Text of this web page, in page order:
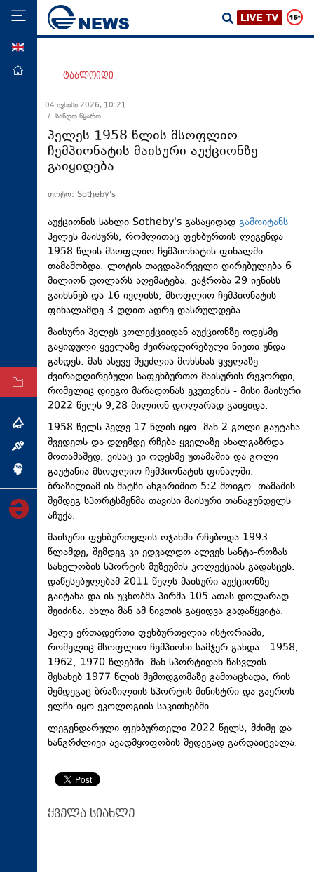
მთავარი
ეკონომიკა
მსოფლიო
ჯანდაცვა
თავდაცვა
რეგიონი
კულტურა
სპორტი
ტექნოლოგიები
ტაბლოიდი
არქივი
თემა
ინტერვიუ
ინქვიზიცია
ტაბლოიდი
04 ივნისი 2026, 10:21
/ სანდო წყარო
პელეს 1958 წლის მსოფლიო
ჩემპიონატის მაისური აუქციონზე
გაიყიდება
ფოტო: Sotheby's
აუქციონის სახლი Sotheby's გასაყიდად გამოიტანს
პელეს მაისურს, რომლითაც ფეხბურთის ლეგენდა
1958 წლის მსოფლიო ჩემპიონატის ფინალში
თამაშობდა. ლოტის თავდაპირველი ღირებულება 6
მილიონ დოლარს აღემატება. ვაჭრობა 29 ივნისს
გაიხსნებ და 16 ივლისს, მსოფლიო ჩემპიონატის
ფინალამდე 3 დღით ადრე დასრულდება.
მაისური პელეს კოლექციიდან აუქციონზე ოდესმე
გაყიდული ყველაზე ძვირადღირებული ნივთი უნდა
გახდეს. მას ასევე შეუძლია მოხსნას ყველაზე
ძვირადღირებული საფეხბურთო მაისურის რეკორდი,
რომელიც დიეგო მარადონას ეკუთვნის - მისი მაისური
2022 წელს 9,28 მილიონ დოლარად გაიყიდა.
1958 წელს პელე 17 წლის იყო. მან 2 გოლი გაუტანა
შვედეთს და დღემდე რჩება ყველაზე ახალგაზრდა
მოთამაშედ, ვისაც კი ოდესმე უთამაშია და გოლი
გაუტანია მსოფლიო ჩემპიონატის ფინალში.
ბრაზილიამ ის მატჩი ანგარიშით 5:2 მოიგო. თამაშის
შემდეგ სპორტსმენმა თავისი მაისური თანაგუნდელს
აჩუქა.
მაისური ფეხბურთელის ოჯახში რჩებოდა 1993
წლამდე, შემდეგ კი ედვალდო ალვეს სანტა-როზას
სახელობის სპორტის მუზეუმის კოლექციას გადასცეს.
დაწესებულებამ 2011 წელს მაისური აუქციონზე
გაიტანა და ის უცნობმა პირმა 105 ათას დოლარად
შეიძინა. ახლა მან ამ ნივთის გაყიდვა გადაწყვიტა.
პელე ერთადერთი ფეხბურთელია ისტორიაში,
რომელიც მსოფლიო ჩემპიონი სამჯერ გახდა - 1958,
1962, 1970 წლებში. მან სპორტიდან წასვლის
შესახებ 1977 წლის შემოდგომაზე გამოაცხადა, რის
შემდეგაც ბრაზილიის სპორტის მინისტრი და გაეროს
ელჩი იყო ეკოლოგიის საკითხებში.
ლეგენდარული ფეხბურთელი 2022 წელს, მძიმე და
ხანგრძლივი ავადმყოფობის შედეგად გარდაიცვალა.
ყველა სიახლე